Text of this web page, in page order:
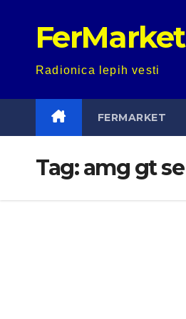
FerMarket
Radionica lepih vesti
FERMARKET
Tag:amg gt se